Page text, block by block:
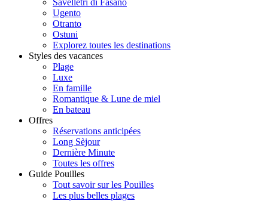
Savelletri di Fasano
Ugento
Otranto
Ostuni
Explorez toutes les destinations
Styles des vacances
Plage
Luxe
En famille
Romantique & Lune de miel
En bateau
Offres
Réservations anticipées
Long Sèjour
Dernière Minute
Toutes les offres
Guide Pouilles
Tout savoir sur les Pouilles
Les plus belles plages